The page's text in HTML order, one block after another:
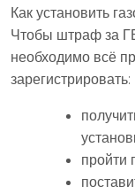
Как установить
Чтобы штраф за
необходимо всё
зарегистрировать:
пройти